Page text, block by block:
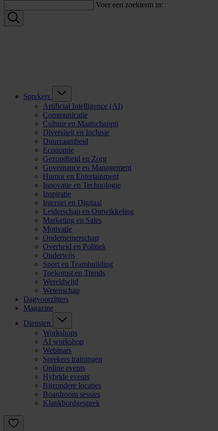
Voer een zoekterm in:
Sprekers
Artificial Intelligence (AI)
Communicatie
Cultuur en Maatschappij
Diversiteit en Inclusie
Duurzaamheid
Economie
Gezondheid en Zorg
Governance en Management
Humor en Entertainment
Innovatie en Technologie
Inspiratie
Internet en Digitaal
Leiderschap en Ontwikkeling
Marketing en Sales
Motivatie
Ondernemerschap
Overheid en Politiek
Onderwijs
Sport en Teambuilding
Toekomst en Trends
Wereldwijd
Wetenschap
Dagvoorzitters
Magazine
Diensten
Workshops
AI workshop
Webinars
Sprekers trainingen
Online events
Hybride events
Bijzondere locaties
Boardroom sessies
Klankbordgesprek